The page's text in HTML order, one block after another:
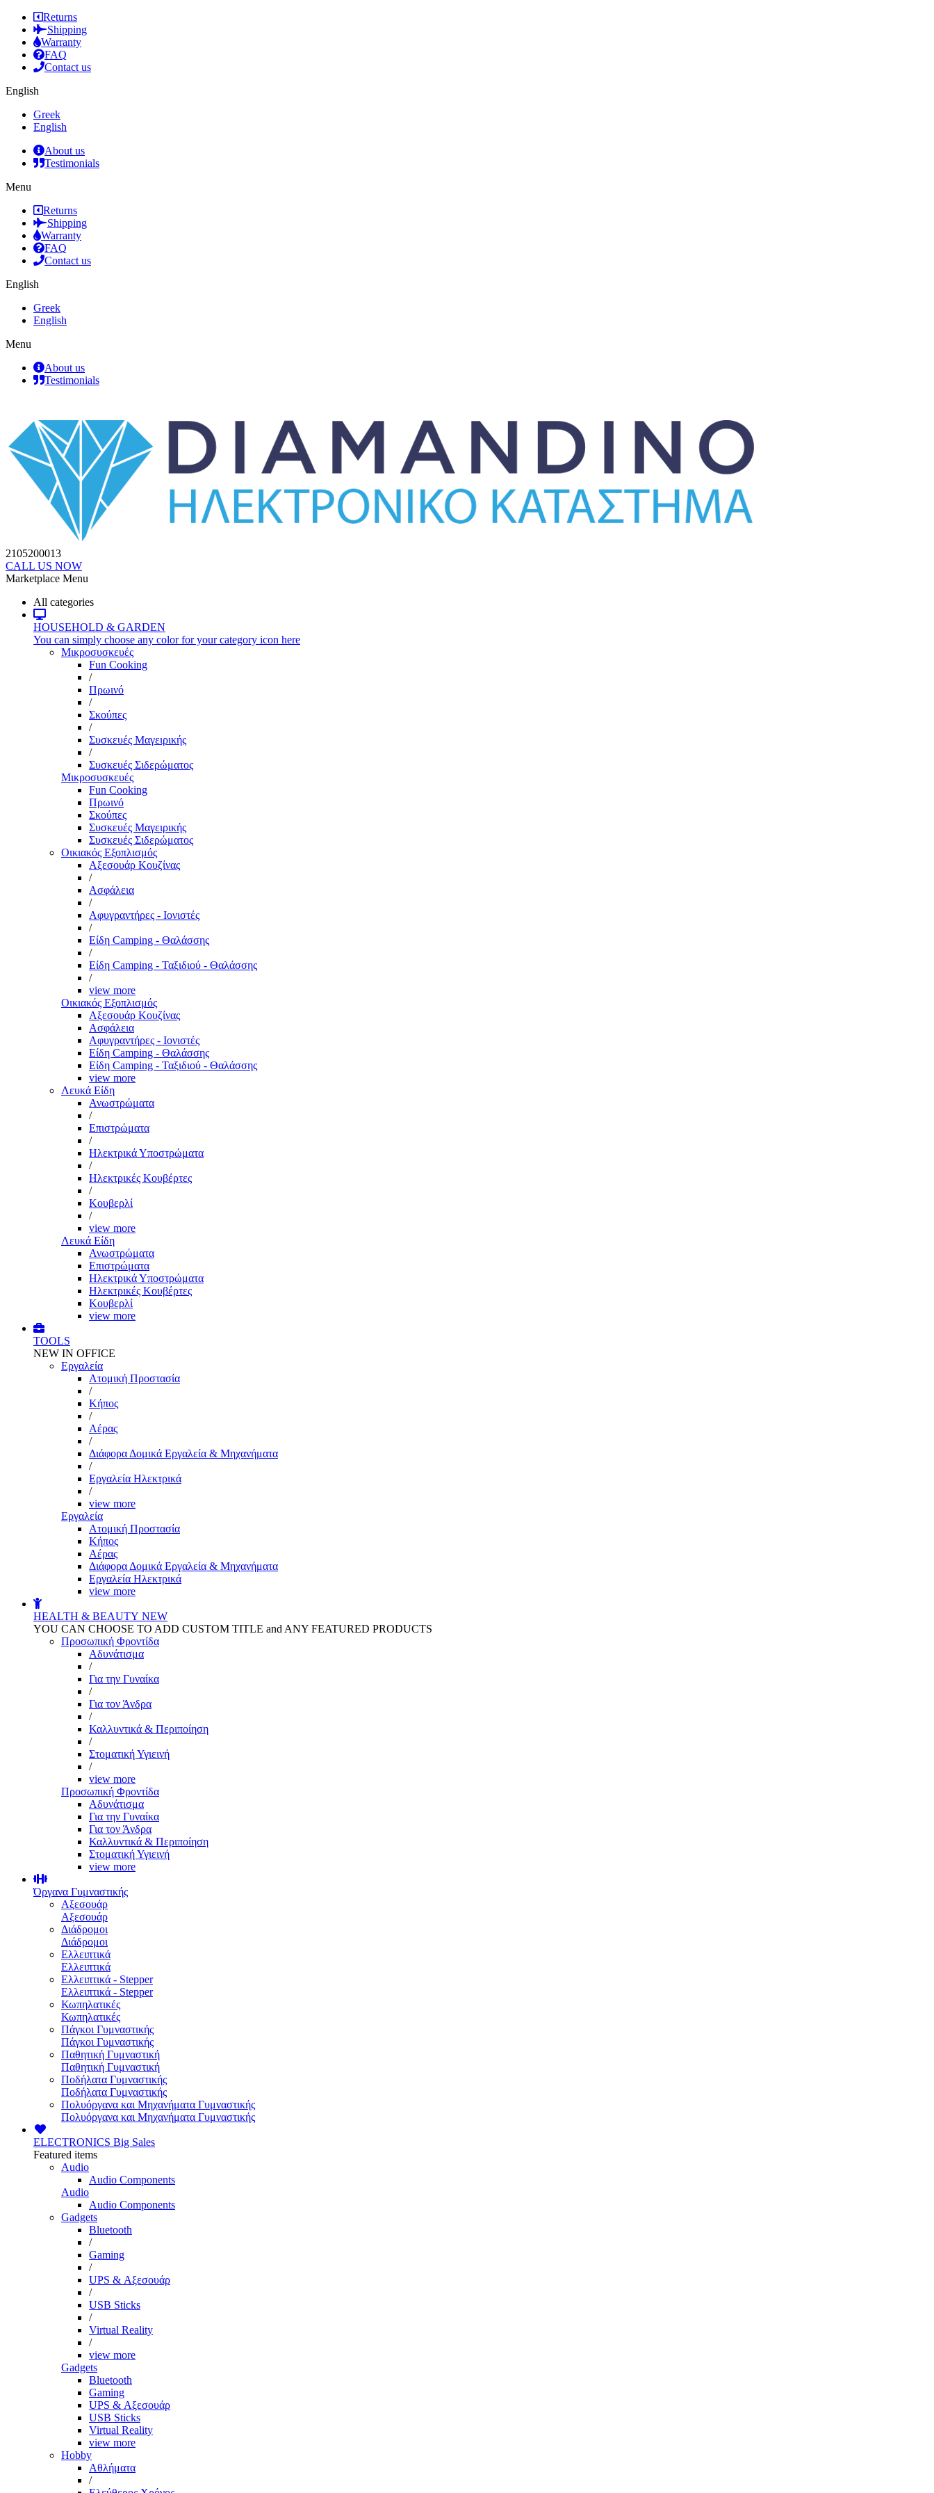
Returns
Shipping
Warranty
FAQ
Contact us
English
Greek
English
About us
Testimonials
Menu
Returns
Shipping
Warranty
FAQ
Contact us
English
Greek
English
Menu
About us
Testimonials
2105200013
CALL US NOW
Marketplace Menu
All categories
HOUSEHOLD & GARDEN
You can simply choose any color for your category icon here
Μικροσυσκευές
Fun Cooking
/
Πρωινό
/
Σκούπες
/
Συσκευές Μαγειρικής
/
Συσκευές Σιδερώματος
Μικροσυσκευές
Fun Cooking
Πρωινό
Σκούπες
Συσκευές Μαγειρικής
Συσκευές Σιδερώματος
Οικιακός Εξοπλισμός
Αξεσουάρ Κουζίνας
/
Ασφάλεια
/
Αφυγραντήρες - Ιονιστές
/
Είδη Camping - Θαλάσσης
/
Είδη Camping - Ταξιδιού - Θαλάσσης
/
view more
Οικιακός Εξοπλισμός
Αξεσουάρ Κουζίνας
Ασφάλεια
Αφυγραντήρες - Ιονιστές
Είδη Camping - Θαλάσσης
Είδη Camping - Ταξιδιού - Θαλάσσης
view more
Λευκά Είδη
Ανωστρώματα
/
Επιστρώματα
/
Ηλεκτρικά Υποστρώματα
/
Ηλεκτρικές Κουβέρτες
/
Κουβερλί
/
view more
Λευκά Είδη
Ανωστρώματα
Επιστρώματα
Ηλεκτρικά Υποστρώματα
Ηλεκτρικές Κουβέρτες
Κουβερλί
view more
TOOLS
NEW IN OFFICE
Εργαλεία
Aτομική Προστασία
/
Kήπος
/
Αέρας
/
Διάφορα Δομικά Εργαλεία & Μηχανήματα
/
Εργαλεία Ηλεκτρικά
/
view more
Εργαλεία
Aτομική Προστασία
Kήπος
Αέρας
Διάφορα Δομικά Εργαλεία & Μηχανήματα
Εργαλεία Ηλεκτρικά
view more
HEALTH & BEAUTY NEW
YOU CAN CHOOSE TO ADD CUSTOM TITLE and ANY FEATURED PRODUCTS
Προσωπική Φροντίδα
Αδυνάτισμα
/
Για την Γυναίκα
/
Για τον Άνδρα
/
Καλλυντικά & Περιποίηση
/
Στοματική Υγιεινή
/
view more
Προσωπική Φροντίδα
Αδυνάτισμα
Για την Γυναίκα
Για τον Άνδρα
Καλλυντικά & Περιποίηση
Στοματική Υγιεινή
view more
Όργανα Γυμναστικής
Αξεσουάρ
Αξεσουάρ
Διάδρομοι
Διάδρομοι
Ελλειπτικά
Ελλειπτικά
Ελλειπτικά - Stepper
Ελλειπτικά - Stepper
Κωπηλατικές
Κωπηλατικές
Πάγκοι Γυμναστικής
Πάγκοι Γυμναστικής
Παθητική Γυμναστική
Παθητική Γυμναστική
Ποδήλατα Γυμναστικής
Ποδήλατα Γυμναστικής
Πολυόργανα και Μηχανήματα Γυμναστικής
Πολυόργανα και Μηχανήματα Γυμναστικής
ELECTRONICS Big Sales
Featured items
Audio
Audio Components
Audio
Audio Components
Gadgets
Bluetooth
/
Gaming
/
UPS & Αξεσουάρ
/
USB Sticks
/
Virtual Reality
/
view more
Gadgets
Bluetooth
Gaming
UPS & Αξεσουάρ
USB Sticks
Virtual Reality
view more
Hobby
Αθλήματα
/